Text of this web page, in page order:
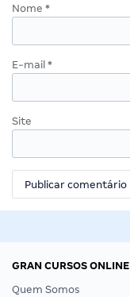
Nome *
E-mail *
Site
GRAN CURSOS ONLINE
Quem Somos